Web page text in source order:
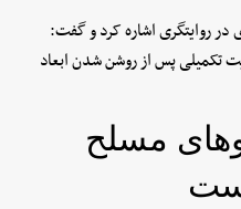
روایتگری اشاره کرد و گفت:
تکمیلی پس از روشن شدن ابعاد
مسلح